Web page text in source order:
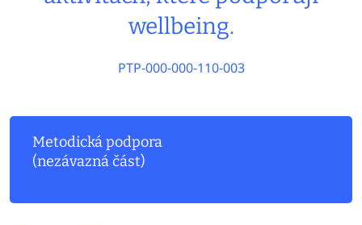
wellbeing.
PTP-000-000-110-003
Metodická podpora
(nezávazná část)